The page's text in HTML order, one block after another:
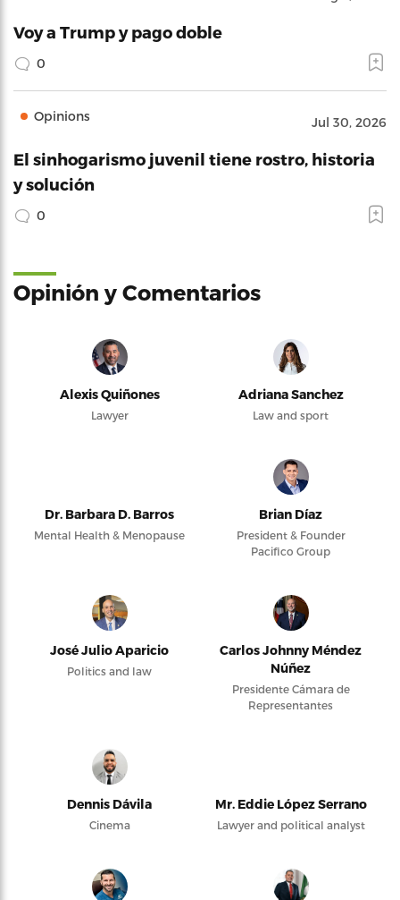
Voy a Trump y pago doble
0
Opinions Jul 30, 2026
El sinhogarismo juvenil tiene rostro, historia
y solución
0
Opinión y Comentarios
Alexis Quiñones
Lawyer
Adriana Sanchez
Law and sport
Dr. Barbara D. Barros
Mental Health & Menopause
Brian Díaz
President & Founder
Pacifico Group
José Julio Aparicio
Politics and law
Carlos Johnny Méndez
Núñez
Presidente Cámara de
Representantes
Dennis Dávila
Cinema
Mr. Eddie López Serrano
Lawyer and political analyst